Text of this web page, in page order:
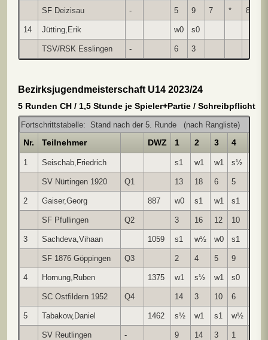
SF Deizisau - 5 9 7 * 8
14 Jütting,Erik w0 s0
TSV/RSK Esslingen - 6 3
Bezirksjugendmeisterschaft U14 2023/24
5 Runden CH / 1,5 Stunde je Spieler+Partie / Schreibpflicht
Fortschrittstabelle: Stand nach der 5. Runde (nach Rangliste)
Nr. Teilnehmer DWZ 1 2 3 4
1 Seischab,Friedrich s1 w1 w1 s½
SV Nürtingen 1920 Q1 13 18 6 5
2 Gaiser,Georg 887 w0 s1 w1 s1
SF Pfullingen Q2 3 16 12 10
3 Sachdeva,Vihaan 1059 s1 w½ w0 s1
SF 1876 Göppingen Q3 2 4 5 9
4 Hornung,Ruben 1375 w1 s½ w1 s0
SC Ostfildern 1952 Q4 14 3 10 6
5 Tabakow,Daniel 1462 s½ w1 s1 w½
SV Reutlingen - 9 14 3 1